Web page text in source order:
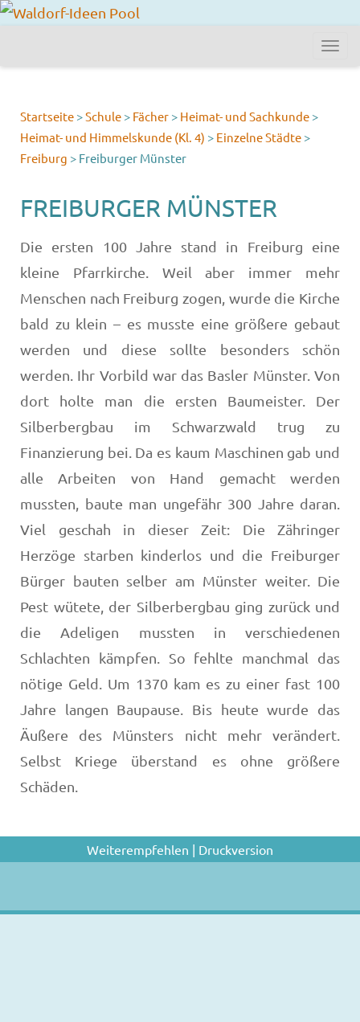
Startseite >Schule > Fächer > Heimat- und Sachkunde >
Heimat- und Himmelskunde (Kl. 4) > Einzelne Städte >
Freiburg > Freiburger Münster
FREIBURGER MÜNSTER
Die ersten 100 Jahre stand in Freiburg eine
kleine Pfarrkirche. Weil aber immer mehr
Menschen nach Freiburg zogen, wurde die Kirche
bald zu klein – es musste eine größere gebaut
werden und diese sollte besonders schön
werden. Ihr Vorbild war das Basler Münster. Von
dort holte man die ersten Baumeister. Der
Silberbergbau im Schwarzwald trug zu
Finanzierung bei. Da es kaum Maschinen gab und
alle Arbeiten von Hand gemacht werden
mussten, baute man ungefähr 300 Jahre daran.
Viel geschah in dieser Zeit: Die Zähringer
Herzöge starben kinderlos und die Freiburger
Bürger bauten selber am Münster weiter. Die
Pest wütete, der Silberbergbau ging zurück und
die Adeligen mussten in verschiedenen
Schlachten kämpfen. So fehlte manchmal das
nötige Geld. Um 1370 kam es zu einer fast 100
Jahre langen Baupause. Bis heute wurde das
Äußere des Münsters nicht mehr verändert.
Selbst Kriege überstand es ohne größere
Schäden.
Weiterempfehlen | Druckversion